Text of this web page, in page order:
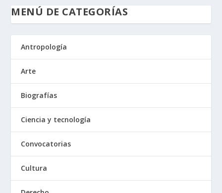
MENÚ DE CATEGORÍAS
Antropología
Arte
Biografías
Ciencia y tecnología
Convocatorias
Cultura